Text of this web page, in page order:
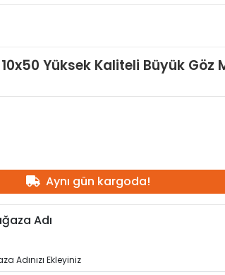
Yüksek Kaliteli Büyük Göz
Aynı gün kargoda!
Adı
Adınızı Ekleyiniz